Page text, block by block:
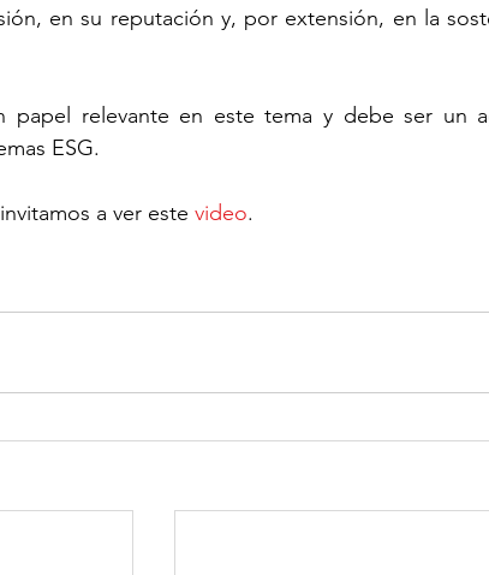
en su reputación y, por extensión, en la
papel relevante en este tema y debe ser un
ESG.
a ver este video.